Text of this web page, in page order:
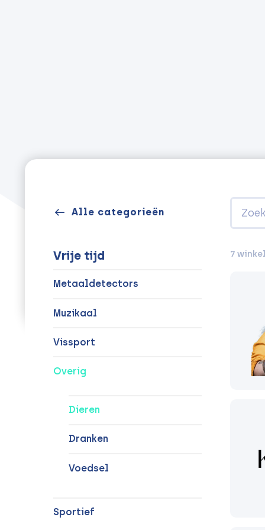
Alle categorieën
Vrije tijd
Metaaldetectors
Muzikaal
Vissport
Overig
Dieren
Dranken
Voedsel
Sportief
7